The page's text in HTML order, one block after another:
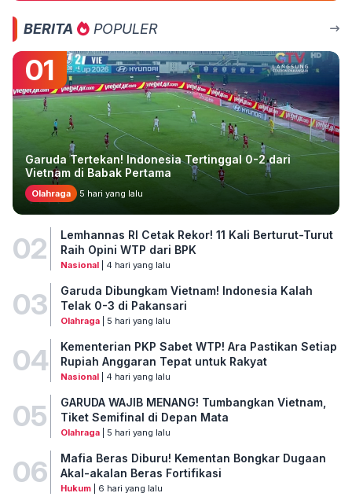
BERITA POPULER
01
Garuda Tertekan! Indonesia Tertinggal 0-2 dari
Vietnam di Babak Pertama
Olahraga 5 hari yang lalu
02
Lemhannas RI Cetak Rekor! 11 Kali Berturut-Turut
Raih Opini WTP dari BPK
Nasional| 4 hari yang lalu
03
Garuda Dibungkam Vietnam! Indonesia Kalah
Telak 0-3 di Pakansari
Olahraga| 5 hari yang lalu
04
Kementerian PKP Sabet WTP! Ara Pastikan Setiap
Rupiah Anggaran Tepat untuk Rakyat
Nasional| 4 hari yang lalu
05
GARUDA WAJIB MENANG! Tumbangkan Vietnam,
Tiket Semifinal di Depan Mata
Olahraga| 5 hari yang lalu
06
Mafia Beras Diburu! Kementan Bongkar Dugaan
Akal-akalan Beras Fortifikasi
Hukum| 6 hari yang lalu